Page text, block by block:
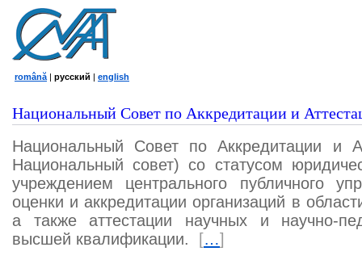
română | русский | english
Национальный Совет по Аккредитации и
Национальный Совет по Аккредитации и
Национальный совет) со статусом
учреждением центрального публичного
оценки и аккредитации организаций в
а также аттестации научных и научно-
высшей квалификации.
[…]